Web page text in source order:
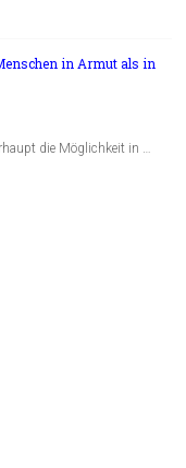
in Armut als in
die Möglichkeit in …